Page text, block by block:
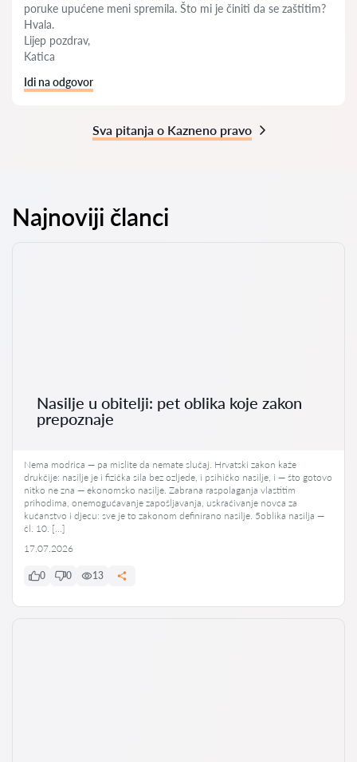
poruke upućene meni spremila. Što mi je činiti da se zaštitim?
Hvala.
Lijep pozdrav,
Katica
Idi na odgovor
Sva pitanja o Kazneno pravo
Najnoviji članci
Nasilje u obitelji: pet oblika koje zakon
prepoznaje
Nema modrica — pa mislite da nemate slučaj. Hrvatski zakon kaže
drukčije: nasilje je i fizička sila bez ozljede, i psihičko nasilje, i — što gotovo
nitko ne zna — ekonomsko nasilje. Zabrana raspolaganja vlastitim
prihodima, onemogućavanje zapošljavanja, uskraćivanje novca za
kućanstvo i djecu: sve je to zakonom definirano nasilje. 5oblika nasilja —
čl. 10. […]
17.07.2026
0 0 13